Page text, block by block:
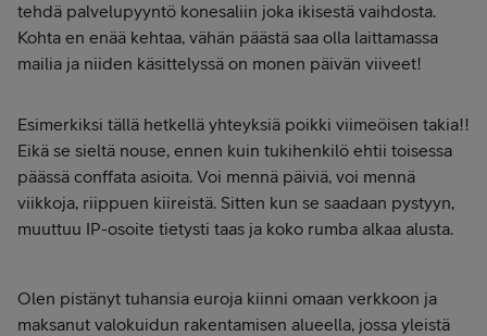
tehdä palvelupyyntö konesaliin joka ikisestä vaihdosta.
Kohta en enää kehtaa, vähän päästä saa olla laittamassa
mailia ja niiden käsittelyssä on monen päivän viiveet!
Esimerkiksi tällä hetkellä yhteyksiä poikki viimeöisen takia!!
Eikä se sieltä nouse, ennen kuin tukihenkilö ehtii toisessa
päässä conffata asioita. Voi mennä päiviä, voi mennä
viikkoja, riippuen kiireistä. Sitten kun se saadaan pystyyn,
muuttuu IP-osoite tietysti taas ja koko rumba alkaa alusta.
Olen pistänyt tuhansia euroja kiinni omaan verkkoon ja
maksanut valokuidun rakentamisen alueella, jossa yleistä